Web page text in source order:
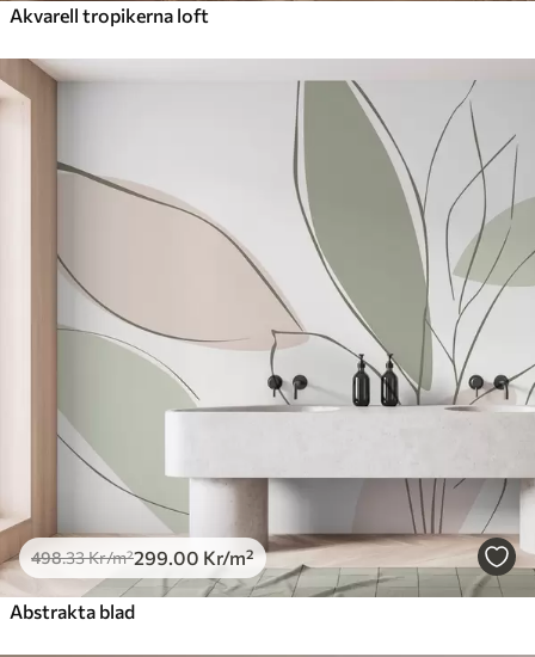
Akvarell tropikerna loft
498.33Kr/m²299.00 Kr/m²
Abstrakta blad